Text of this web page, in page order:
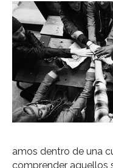
amos dentro de una
comprender aquellos